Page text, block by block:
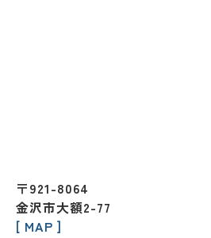
〒921-8064
金沢市大額2-77
[ MAP ]